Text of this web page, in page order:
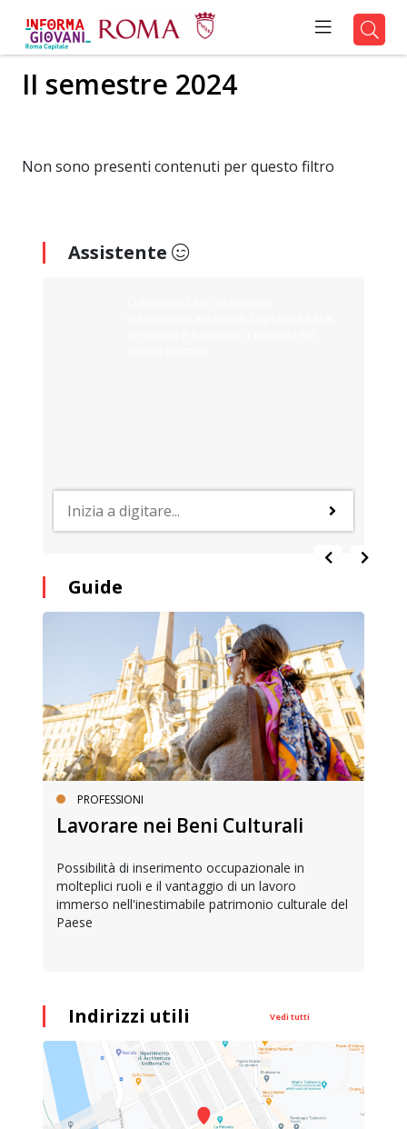
II semestre 2024
Non sono presenti contenuti per questo filtro
Assistente
Guide
PROFESSIONI
Lavorare nei Beni Culturali
Possibilità di inserimento occupazionale in
molteplici ruoli e il vantaggio di un lavoro
immerso nell'inestimabile patrimonio culturale del
Paese
Indirizzi utili Vedi tutti